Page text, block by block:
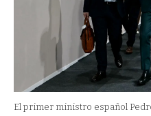
El primer ministro español